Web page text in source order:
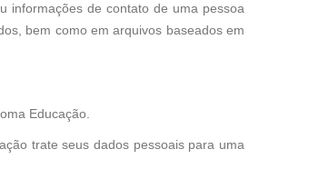
informações de contato de uma pessoa
bem como em arquivos baseados em
Educação.
trate seus dados pessoais para uma